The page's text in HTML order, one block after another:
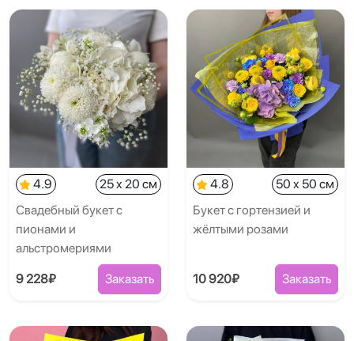
4.9
25 x 20 см
Свадебный букет с
пионами и
альстромериями
9 228₽ Заказать
4.8
50 x 50 см
Букет с гортензией и
жёлтыми розами
10 920₽ Заказать